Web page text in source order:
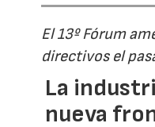
El 13º Fórum
directivos el
La
nueva